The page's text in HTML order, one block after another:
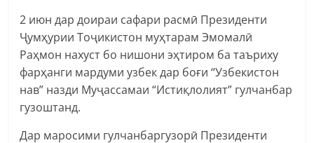
2 июн дар доираи сафари расмӣ Президенти
Ҷумҳурии Тоҷикистон муҳтарам Эмомалӣ
Раҳмон нахуст бо нишони эҳтиром ба таъриху
фарҳанги мардуми узбек дар боғи “Узбекистон
нав” назди Муҷассамаи “Истиқлолият” гулчанбар
гузоштанд.
Дар маросими гулчанбаргузорӣ Президенти